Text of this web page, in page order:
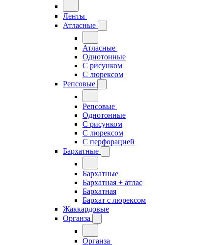
Ленты
Атласные
Атласные
Однотонные
С рисунком
С люрексом
Репсовые
Репсовые
Однотонные
С рисунком
С люрексом
С перфорацией
Бархатные
Бархатные
Бархатная + атлас
Бархатная
Бархат с люрексом
Жаккардовые
Органза
Органза